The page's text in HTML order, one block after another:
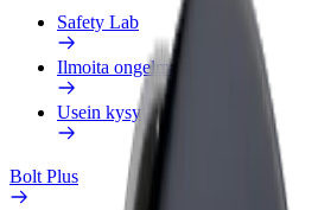
Safety Lab
Ilmoita ongelmasta
Usein kysytyt kysymykset
Bolt Plus